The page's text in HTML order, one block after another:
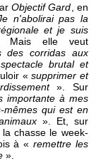
Objectif Gard , en
n'abolirai pas la
et je suis
elle veut
des corridas aux
brutal et
«supprimer et
». Sur
importante à mes
mêmes qui est en
». Et, sur
chasse le week-
à « remettre les
».